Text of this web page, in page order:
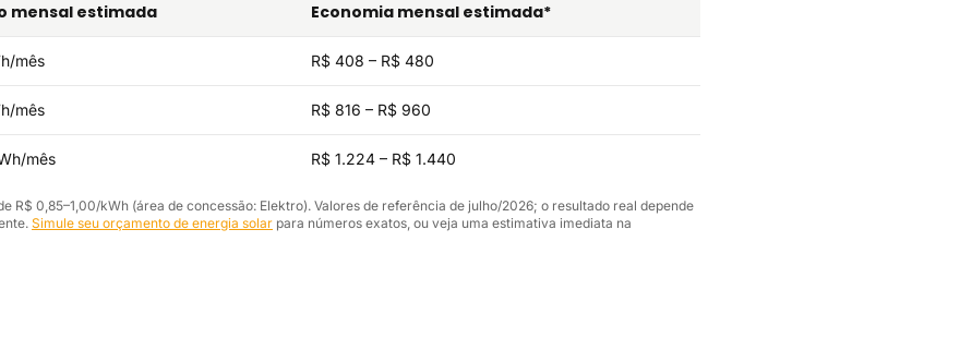
mensal estimada Economia mensal estimada*
mês R$ 408 – R$ 480
mês R$ 816 – R$ 960
mês R$ 1.224 – R$ 1.440
R$ 0,85–1,00/kWh (área de concessão: Elektro). Valores de referência de julho/2026; o resultado real depende
Simule seu orçamento de energia solar para números exatos, ou veja uma estimativa imediata na